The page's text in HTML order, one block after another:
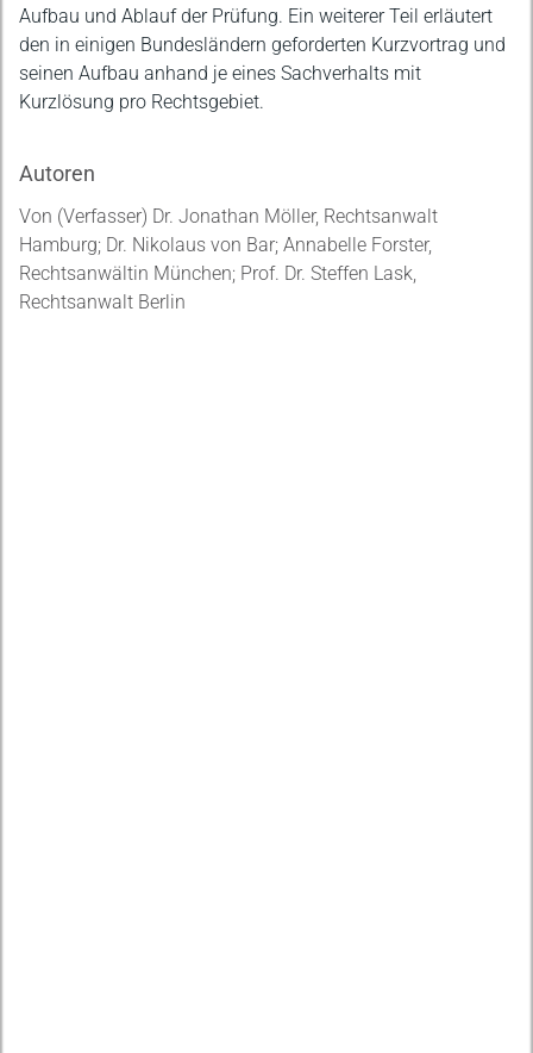
Aufbau und Ablauf der Prüfung. Ein weiterer Teil erläutert
den in einigen Bundesländern geforderten Kurzvortrag und
seinen Aufbau anhand je eines Sachverhalts mit
Kurzlösung pro Rechtsgebiet.
Autoren
Von (Verfasser) Dr. Jonathan Möller, Rechtsanwalt
Hamburg; Dr. Nikolaus von Bar; Annabelle Forster,
Rechtsanwältin München; Prof. Dr. Steffen Lask,
Rechtsanwalt Berlin